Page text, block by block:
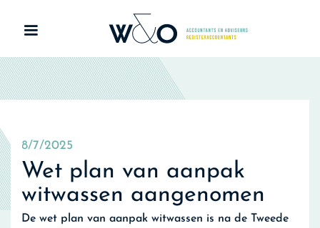
8/7/2025
Wet plan van aanpak
witwassen aangenomen
De wet plan van aanpak witwassen is na de Tweede